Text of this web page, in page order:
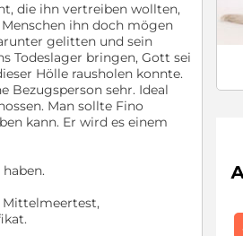
die ihn vertreiben wollten,
ihn doch mögen
gelitten und sein
Todeslager bringen, Gott sei
Hölle rausholen konnte.
sehr. Ideal
Man sollte Fino
kann. Er wird es einem
Mittelmeertest,